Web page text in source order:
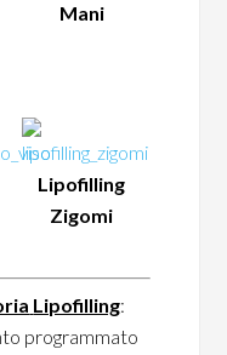
Mani
Lipofilling
Zigomi
Lipofilling:
programmato